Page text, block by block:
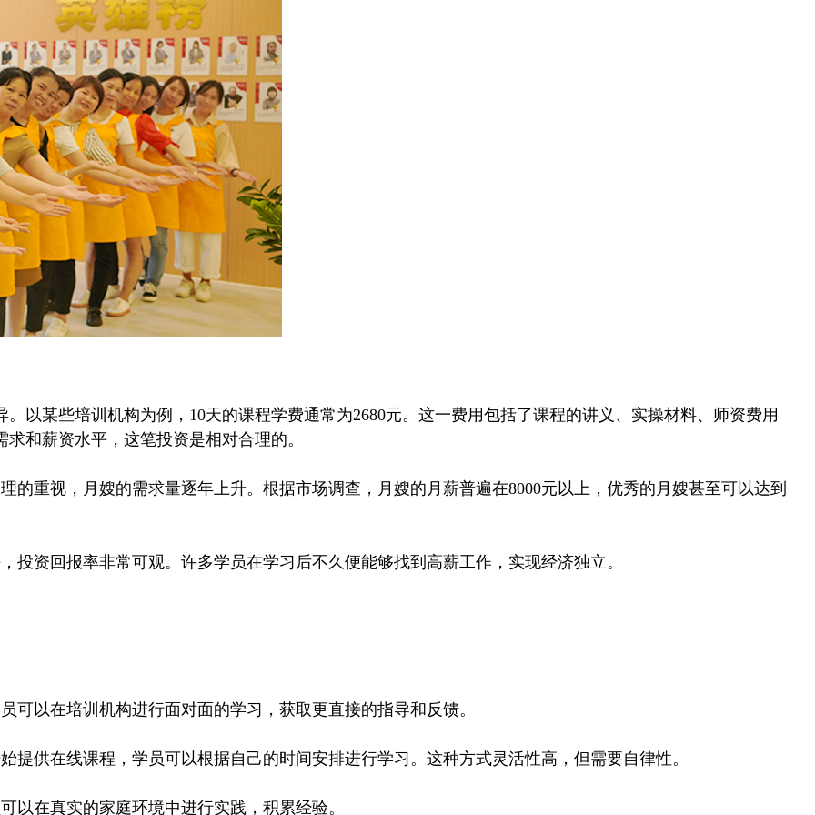
某些培训机构为例，10天的课程学费通常为2680元。这一费用包括了课程的讲义、实操材料、师资费用
和薪资水平，这笔投资是相对合理的。
视，月嫂的需求量逐年上升。根据市场调查，月嫂的月薪普遍在8000元以上，优秀的月嫂甚至可以达到
资回报率非常可观。许多学员在学习后不久便能够找到高薪工作，实现经济独立。
在培训机构进行面对面的学习，获取更直接的指导和反馈。
在线课程，学员可以根据自己的时间安排进行学习。这种方式灵活性高，但需要自律性。
在真实的家庭环境中进行实践，积累经验。